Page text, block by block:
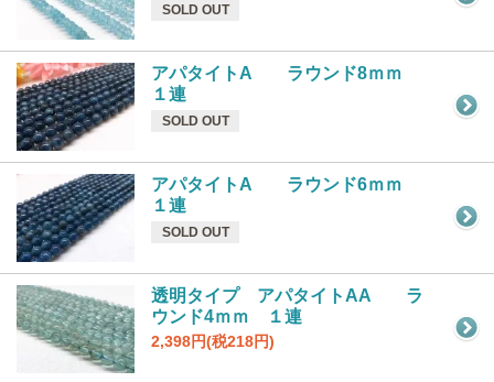
SOLD OUT
アパタイトA ラウンド8ｍｍ
１連
SOLD OUT
アパタイトA ラウンド6ｍｍ
１連
SOLD OUT
透明タイプ アパタイトAA ラ
ウンド4ｍｍ １連
2,398円(税218円)